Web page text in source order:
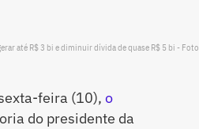
até R$ 3 bi e diminuir dívida de quase R$ 5 bi -
feira (10), o
do presidente da